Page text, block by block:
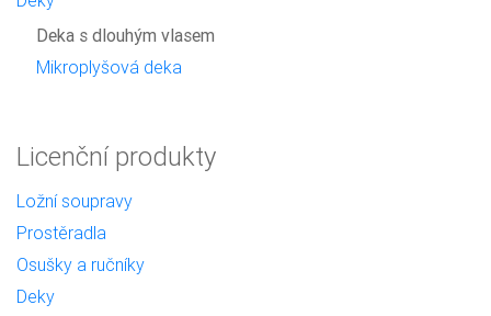
Deka s dlouhým vlasem
Mikroplyšová deka
Licenční produkty
Ložní soupravy
Prostěradla
Osušky a ručníky
Deky